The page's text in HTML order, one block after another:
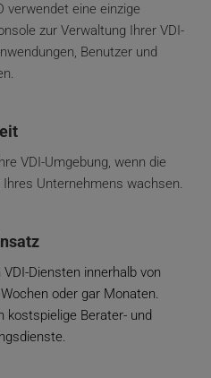
verwendet eine einzige
zur Verwaltung Ihrer VDI-
Benutzer und
VDI-Umgebung, wenn die
Unternehmens wachsen.
Diensten innerhalb von
oder gar Monaten.
kostspielige Berater- und